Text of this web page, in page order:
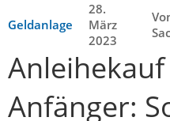
Geldanlage
28.
März
2023
Anfänger: